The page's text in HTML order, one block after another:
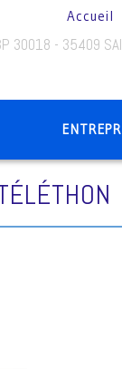
30018 - 35409
Accueil